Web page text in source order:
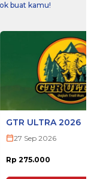
buat kamu!
GTR ULTRA 2026
27 Sep 2026
Rp 275.000